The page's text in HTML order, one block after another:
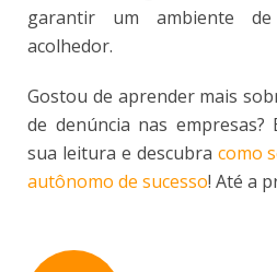
garantir um ambiente
acolhedor.
Gostou de aprender mais
de denúncia nas empresas?
sua leitura e descubra como
autônomo de sucesso! Até a